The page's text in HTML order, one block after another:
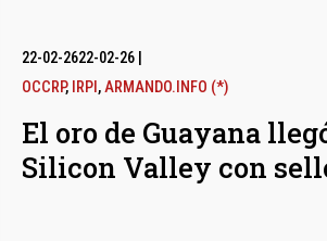
22-02-2622-02-26
OCCRP, IRPI ,ARMANDO.INFO (*)
El oro de Guayana
Silicon Valley con